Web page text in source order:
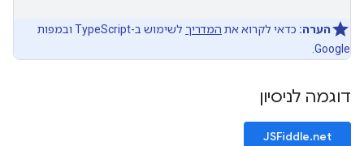
הערה: כדאי לקרוא את המדריך
לשימוש ב-TypeScript ובמפות
Google.
דוגמה לניסיון
JSFiddle.net